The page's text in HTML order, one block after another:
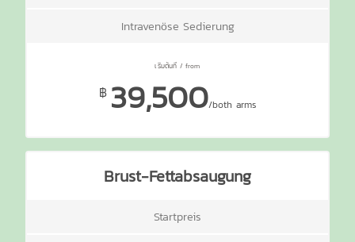
Intravenöse Sedierung
฿ 39,500/both arms
Brust-Fettabsaugung
Startpreis